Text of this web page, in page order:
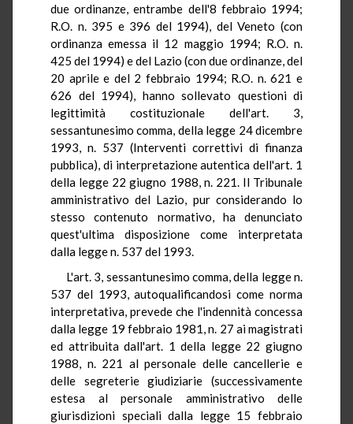
due ordinanze, entrambe dell'8 febbraio 1994;
R.O. n. 395 e 396 del 1994), del Veneto (con
ordinanza emessa il 12 maggio 1994; R.O. n.
425 del 1994) e del Lazio (con due ordinanze, del
20 aprile e del 2 febbraio 1994; R.O. n. 621 e
626 del 1994), hanno sollevato questioni di
legittimità costituzionale dell'art. 3,
sessantunesimo comma, della legge 24 dicembre
1993, n. 537 (Interventi correttivi di finanza
pubblica), di interpretazione autentica dell'art. 1
della legge 22 giugno 1988, n. 221. Il Tribunale
amministrativo del Lazio, pur considerando lo
stesso contenuto normativo, ha denunciato
quest'ultima disposizione come interpretata
dalla legge n. 537 del 1993.
L'art. 3, sessantunesimo comma, della legge n.
537 del 1993, autoqualificandosi come norma
interpretativa, prevede che l'indennità concessa
dalla legge 19 febbraio 1981, n. 27 ai magistrati
ed attribuita dall'art. 1 della legge 22 giugno
1988, n. 221 al personale delle cancellerie e
delle segreterie giudiziarie (successivamente
estesa al personale amministrativo delle
giurisdizioni speciali dalla legge 15 febbraio